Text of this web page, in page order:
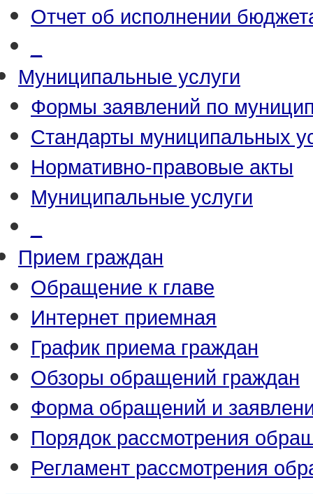
Отчет об исполнении
Муниципальные услуги
Формы заявлений по
Стандарты муниципальных
Нормативно-правовые акты
Муниципальные услуги
Прием граждан
Обращение к главе
Интернет приемная
График приема граждан
Обзоры обращений граждан
Форма обращений и
Порядок рассмотрения
Регламент рассмотрения